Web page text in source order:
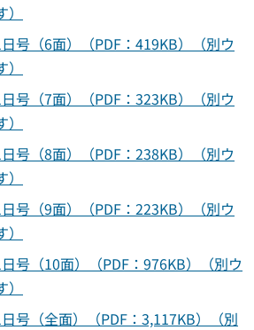
号（6面）（PDF：419KB）（別ウ
号（7面）（PDF：323KB）（別ウ
号（8面）（PDF：238KB）（別ウ
号（9面）（PDF：223KB）（別ウ
号（10面）（PDF：976KB）（別ウ
号（全面）（PDF：3,117KB）（別